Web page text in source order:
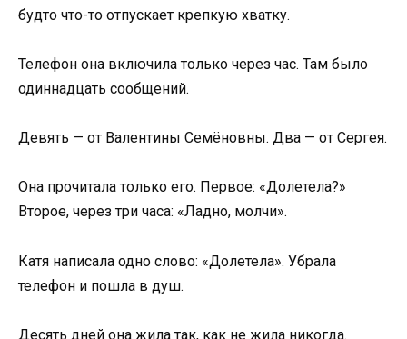
будто что-то отпускает крепкую хватку.
Телефон она включила только через час. Там было
одиннадцать сообщений.
Девять — от Валентины Семёновны. Два — от Сергея.
Она прочитала только его. Первое: «Долетела?»
Второе, через три часа: «Ладно, молчи».
Катя написала одно слово: «Долетела». Убрала
телефон и пошла в душ.
Десять дней она жила так, как не жила никогда.